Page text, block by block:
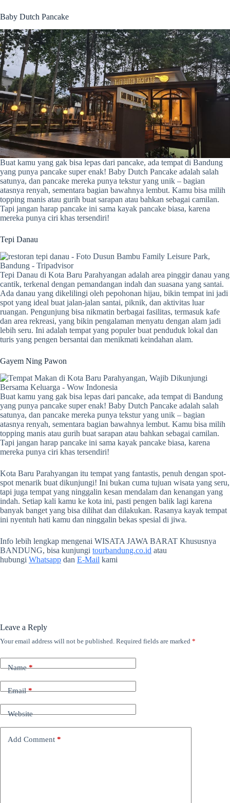
Baby Dutch Pancake
Buat kamu yang gak bisa lepas dari pancake, ada tempat di Bandung
yang punya pancake super enak! Baby Dutch Pancake adalah salah
satunya, dan pancake mereka punya tekstur yang unik – bagian
atasnya renyah, sementara bagian bawahnya lembut. Kamu bisa milih
topping manis atau gurih buat sarapan atau bahkan sebagai camilan.
Tapi jangan harap pancake ini sama kayak pancake biasa, karena
mereka punya ciri khas tersendiri!
Tepi Danau
Tepi Danau di Kota Baru Parahyangan adalah area pinggir danau yang
cantik, terkenal dengan pemandangan indah dan suasana yang santai.
Ada danau yang dikelilingi oleh pepohonan hijau, bikin tempat ini jadi
spot yang ideal buat jalan-jalan santai, piknik, dan aktivitas luar
ruangan. Pengunjung bisa nikmatin berbagai fasilitas, termasuk kafe
dan area rekreasi, yang bikin pengalaman menyatu dengan alam jadi
lebih seru. Ini adalah tempat yang populer buat penduduk lokal dan
turis yang pengen bersantai dan menikmati keindahan alam.
Gayem Ning Pawon
Buat kamu yang gak bisa lepas dari pancake, ada tempat di Bandung
yang punya pancake super enak! Baby Dutch Pancake adalah salah
satunya, dan pancake mereka punya tekstur yang unik – bagian
atasnya renyah, sementara bagian bawahnya lembut. Kamu bisa milih
topping manis atau gurih buat sarapan atau bahkan sebagai camilan.
Tapi jangan harap pancake ini sama kayak pancake biasa, karena
mereka punya ciri khas tersendiri!
Kota Baru Parahyangan itu tempat yang fantastis, penuh dengan spot-
spot menarik buat dikunjungi! Ini bukan cuma tujuan wisata yang seru,
tapi juga tempat yang ninggalin kesan mendalam dan kenangan yang
indah. Setiap kali kamu ke kota ini, pasti pengen balik lagi karena
banyak banget yang bisa dilihat dan dilakukan. Rasanya kayak tempat
ini nyentuh hati kamu dan ninggalin bekas spesial di jiwa.
Info lebih lengkap mengenai WISATA JAWA BARAT Khususnya
BANDUNG, bisa kunjungi tourbandung.co.id atau
hubungi Whatsapp dan E-Mail kami
Leave a Reply
Your email address will not be published. Required fields are marked *
Name*
Email*
Website
Add Comment *